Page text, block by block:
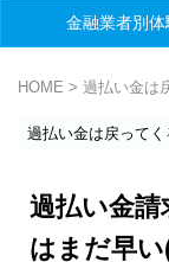
金融業者別体
HOME > 過払い金は
過払い金は戻ってく
過払い金
はまだ早い